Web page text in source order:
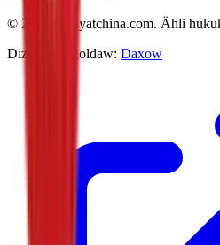
© 2026 Studyatchina.com. Ähli
Dizaýn we goldaw: Daxow